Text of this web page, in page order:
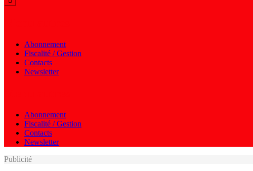
Abonnement
Fiscalité / Gestion
Contacts
Newsletter
Abonnement
Fiscalité / Gestion
Contacts
Newsletter
Publicité